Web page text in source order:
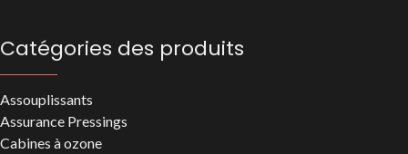
Catégories des produits
Assouplissants
Assurance Pressings
Cabines à ozone